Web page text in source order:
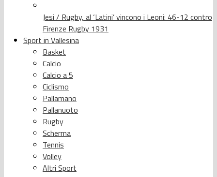
Jesi / Rugby, al ‘Latini’ vincono i Leoni: 46-12 contro
Firenze Rugby 1931
Sport in Vallesina
Basket
Calcio
Calcio a 5
Ciclismo
Pallamano
Pallanuoto
Rugby
Scherma
Tennis
Volley
Altri Sport